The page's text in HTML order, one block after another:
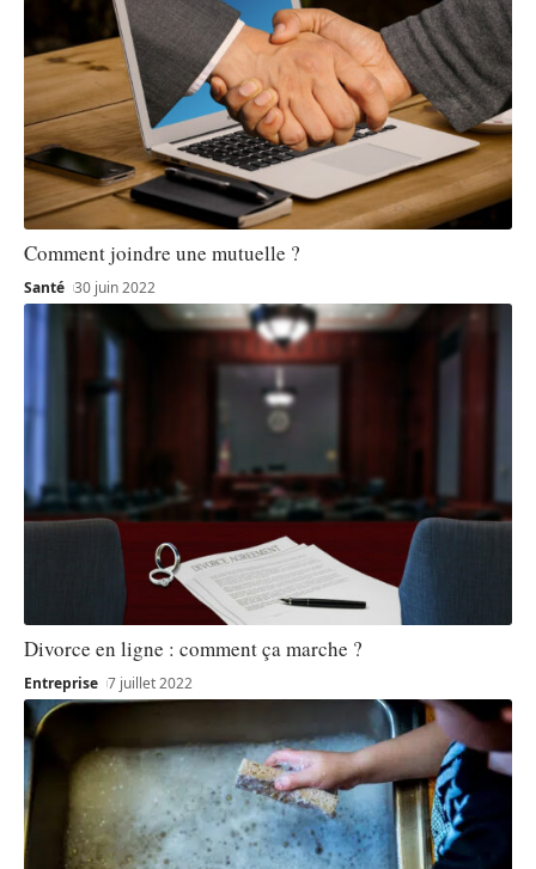
Comment joindre une mutuelle ?
Santé 30 juin 2022
Divorce en ligne : comment ça marche ?
Entreprise 7 juillet 2022